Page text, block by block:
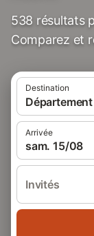
538 résultats
Comparez et
Destination
Arrivée
sam. 15/08
Invités